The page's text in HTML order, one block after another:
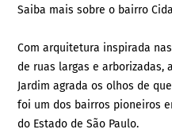
Saiba mais sobre o bairro
Com arquitetura inspirada
de ruas largas e arborizadas,
Jardim agrada os olhos de
foi um dos bairros pioneiros
do Estado de São Paulo.